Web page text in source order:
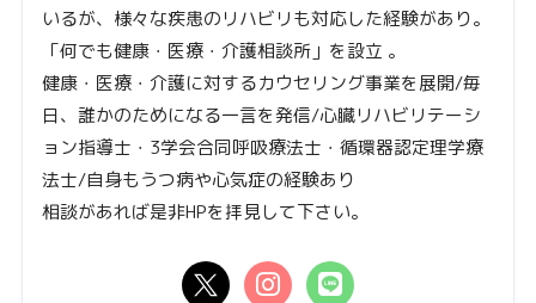
いるが、様々な疾患のリハビリも対応した経験があり。
「何でも健康・医療・介護相談所」を設立 。
健康・医療・介護に対するカウセリング事業を展開/毎
日、誰かのためになる一言を発信/心臓リハビリテーシ
ョン指導士・3学会合同呼吸療法士・循環器認定理学療
法士/自身もうつ病や心気症の経験あり
相談があれば是非HPを拝見して下さい。